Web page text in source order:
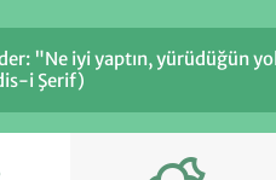
"Ne iyi yaptın, yürüdüğün
i Şerif)